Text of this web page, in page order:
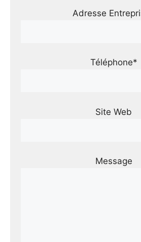
Adresse
Téléphone*
Site Web
Message